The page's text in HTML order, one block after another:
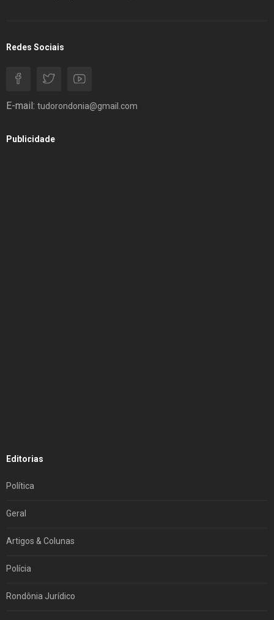
Redes Sociais
E-mail: tudorondonia@gmail.com
Publicidade
Editorias
Política
Geral
Artigos & Colunas
Polícia
Rondônia Jurídico